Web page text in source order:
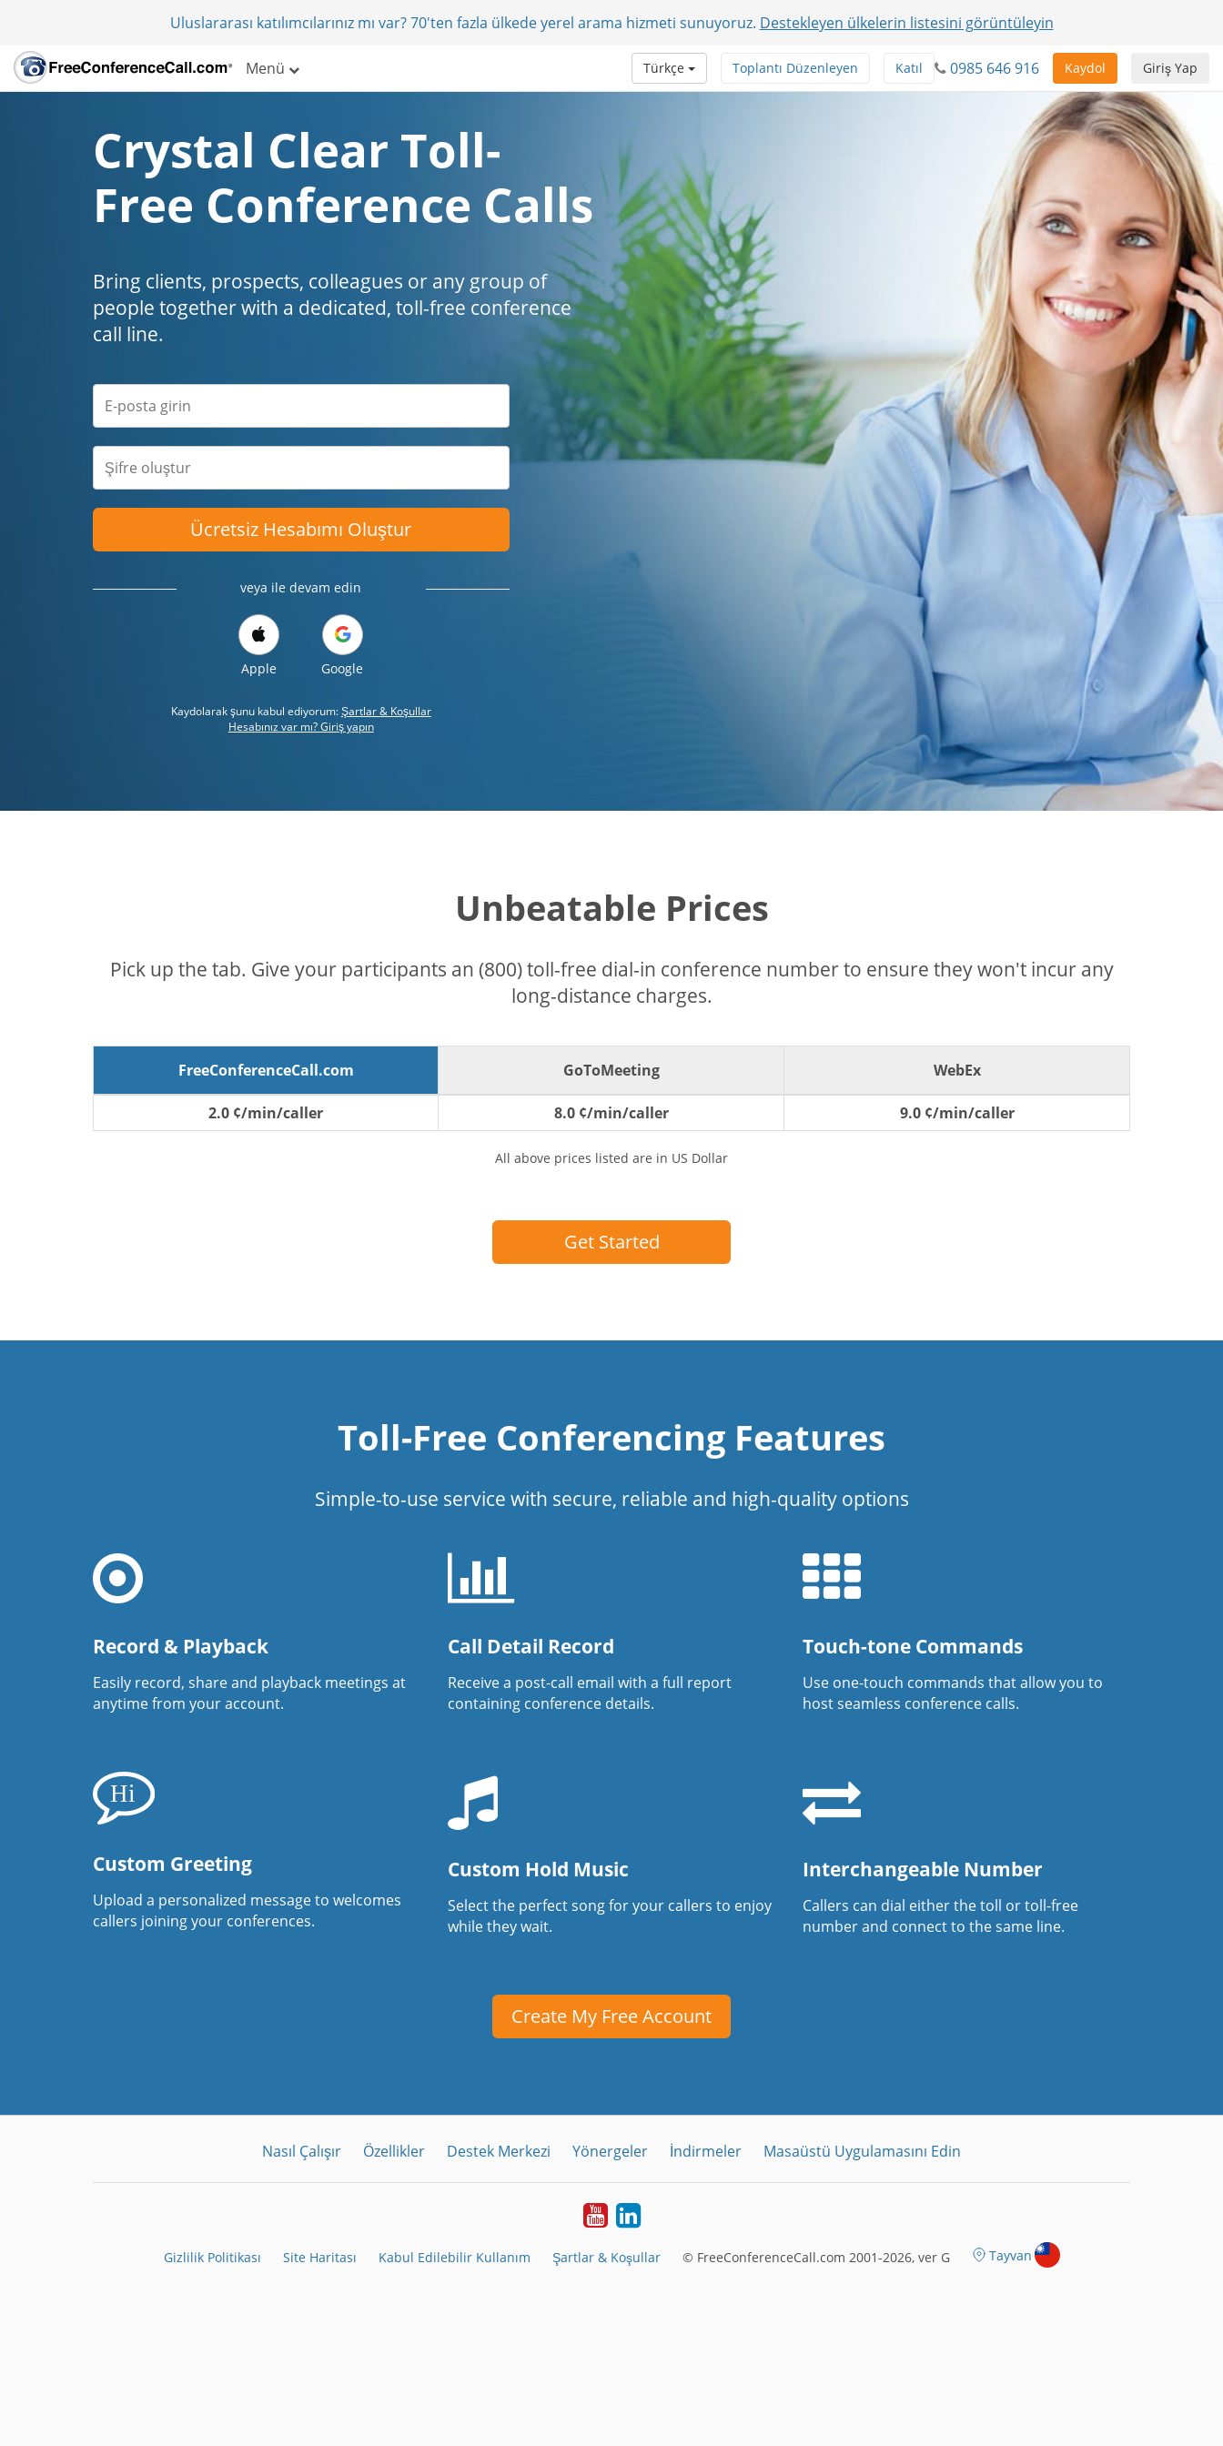
Uluslararası katılımcılarınız mı var? 70'ten fazla ülkede yerel arama hizmeti sunuyoruz. Destekleyen ülkelerin listesini görüntüleyin
Menü Giriş Yap
Kaydol
0985 646 916
Katıl
Toplantı Düzenleyen
Türkçe
Crystal Clear Toll-
Free Conference Calls
Bring clients, prospects, colleagues or any group of
people together with a dedicated, toll-free conference
call line.
Ücretsiz Hesabımı Oluştur
veya ile devam edin
Apple Google
Kaydolarak şunu kabul ediyorum:Şartlar & Koşullar
Hesabınız var mı? Giriş yapın
Unbeatable Prices
Pick up the tab. Give your participants an (800) toll-free dial-in conference number to ensure they won't incur any
long-distance charges.
FreeConferenceCall.com GoToMeeting WebEx
2.0 ¢/min/caller 8.0 ¢/min/caller 9.0 ¢/min/caller
All above prices listed are in US Dollar
Get Started
Toll-Free Conferencing Features
Simple-to-use service with secure, reliable and high-quality options
Record & Playback
Easily record, share and playback meetings at
anytime from your account.
Call Detail Record
Receive a post-call email with a full report
containing conference details.
Touch-tone Commands
Use one-touch commands that allow you to
host seamless conference calls.
Custom Greeting
Upload a personalized message to welcomes
callers joining your conferences.
Custom Hold Music
Select the perfect song for your callers to enjoy
while they wait.
Interchangeable Number
Callers can dial either the toll or toll-free
number and connect to the same line.
Create My Free Account
Nasıl Çalışır Özellikler Destek Merkezi Yönergeler İndirmeler Masaüstü Uygulamasını Edin
YoutubeLinkedIn
Gizlilik Politikası Site Haritası Kabul Edilebilir Kullanım Şartlar & Koşullar © FreeConferenceCall.com 2001-2026, ver G Tayvan